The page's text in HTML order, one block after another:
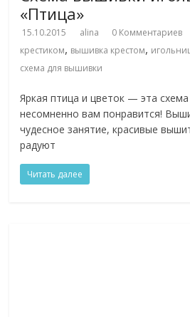
«Птица»
15.10.2015 alina 0 Комментариев
крестиком, вышивка крестом,
схема для вышивки
Яркая птица и цветок — эта
несомненно вам понравится!
чудесное занятие, красивые
радуют
Читать далее